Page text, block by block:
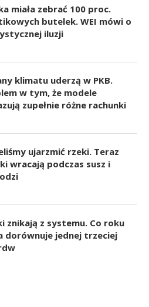
miała zebrać 100 proc.
butelek. WEI mówi o
iluzji
klimatu uderzą w PKB.
w tym, że modele
zupełnie różne rachunki
ujarzmić rzeki. Teraz
wracają podczas susz i
znikają z systemu. Co roku
dorównuje jednej trzeciej